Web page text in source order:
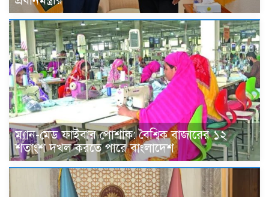
ম্যান-মেড ফাইবার পোশাক: বৈশ্বিক বাজারের ১২
শতাংশ দখল করতে পারে বাংলাদেশ